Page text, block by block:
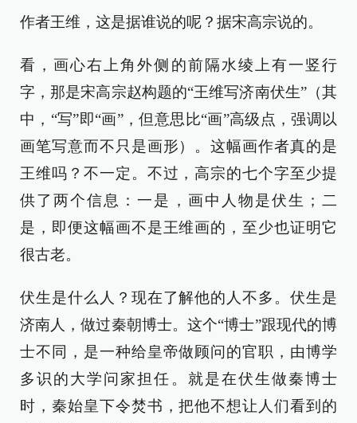
作者王维，这是据谁说的呢？据宋高宗说的。
看，画心右上角外侧的前隔水绫上有一竖行
字，那是宋高宗赵构题的“王维写济南伏生”（其
中，“写”即“画”，但意思比“画”高级点，强调以
画笔写意而不只是画形）。这幅画作者真的是
王维吗？不一定。不过，高宗的七个字至少提
供了两个信息：一是，画中人物是伏生；二
是，即便这幅画不是王维画的，至少也证明它
很古老。
伏生是什么人？现在了解他的人不多。伏生是
济南人，做过秦朝博士。这个“博士”跟现代的博
士不同，是一种给皇帝做顾问的官职，由博学
多识的大学问家担任。就是在伏生做秦博士
时，秦始皇下令焚书，把他不想让人们看到的